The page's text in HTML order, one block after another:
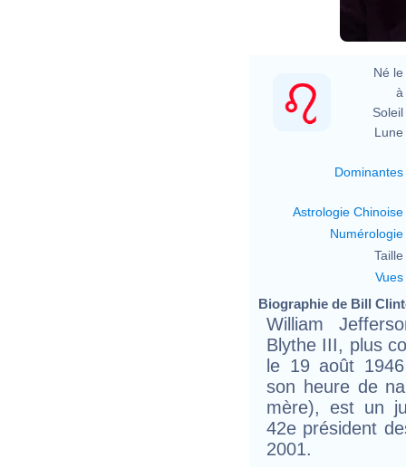
Né le
à
Soleil
Lune
Dominantes
Astrologie Chinoise
Numérologie
Taille
Vues
Biographie de Bill
William
Blythe III, plus
le 19 août
son heure de
mère), est un
42e président
2001.